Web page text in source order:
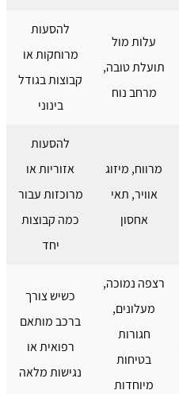
עלות מול
תועלת טובה,
מרחב נוח
להסעות
מרוחקות או
קבוצות בגודל
בינוני
מרווח, מיזוג
אוויר, תאי
אחסון
להסעות
אזוריות או
מרוכזות עבור
כמה קבוצות
יחד
רצפה נמוכה,
מעלונים,
חגורות
בטיחות
מיוחדות
כשיש צורך
ברכב מותאם
רפואית או
נגישות מלאה